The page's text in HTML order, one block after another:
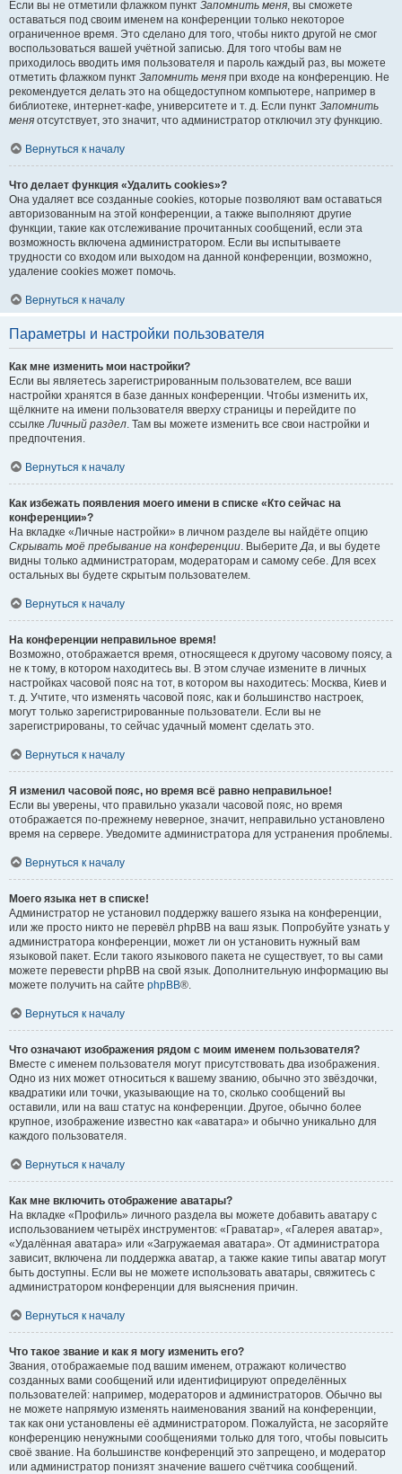
Если вы не отметили флажком пункт Запомнить меня , вы сможете
оставаться под своим именем на конференции только некоторое
ограниченное время. Это сделано для того, чтобы никто другой не смог
воспользоваться вашей учётной записью. Для того чтобы вам не
приходилось вводить имя пользователя и пароль каждый раз, вы можете
отметить флажком пункт Запомнить меня при входе на конференцию. Не
рекомендуется делать это на общедоступном компьютере, например в
библиотеке, интернет-кафе, университете и т. д. Если пункт Запомнить
меня отсутствует, это значит, что администратор отключил эту функцию.
Вернуться к началу
Что делает функция «Удалить cookies»?
Она удаляет все созданные cookies, которые позволяют вам оставаться
авторизованным на этой конференции, а также выполняют другие
функции, такие как отслеживание прочитанных сообщений, если эта
возможность включена администратором. Если вы испытываете
трудности со входом или выходом на данной конференции, возможно,
удаление cookies может помочь.
Вернуться к началу
Параметры и настройки пользователя
Как мне изменить мои настройки?
Если вы являетесь зарегистрированным пользователем, все ваши
настройки хранятся в базе данных конференции. Чтобы изменить их,
щёлкните на имени пользователя вверху страницы и перейдите по
ссылке Личный раздел . Там вы можете изменить все свои настройки и
предпочтения.
Вернуться к началу
Как избежать появления моего имени в списке «Кто сейчас на
конференции»?
На вкладке «Личные настройки» в личном разделе вы найдёте опцию
Скрывать моё пребывание на конференции . Выберите Да , и вы будете
видны только администраторам, модераторам и самому себе. Для всех
остальных вы будете скрытым пользователем.
Вернуться к началу
На конференции неправильное время!
Возможно, отображается время, относящееся к другому часовому поясу, а
не к тому, в котором находитесь вы. В этом случае измените в личных
настройках часовой пояс на тот, в котором вы находитесь: Москва, Киев и
т. д. Учтите, что изменять часовой пояс, как и большинство настроек,
могут только зарегистрированные пользователи. Если вы не
зарегистрированы, то сейчас удачный момент сделать это.
Вернуться к началу
Я изменил часовой пояс, но время всё равно неправильное!
Если вы уверены, что правильно указали часовой пояс, но время
отображается по-прежнему неверное, значит, неправильно установлено
время на сервере. Уведомите администратора для устранения проблемы.
Вернуться к началу
Моего языка нет в списке!
Администратор не установил поддержку вашего языка на конференции,
или же просто никто не перевёл phpBB на ваш язык. Попробуйте узнать у
администратора конференции, может ли он установить нужный вам
языковой пакет. Если такого языкового пакета не существует, то вы сами
можете перевести phpBB на свой язык. Дополнительную информацию вы
можете получить на сайте phpBB®.
Вернуться к началу
Что означают изображения рядом с моим именем пользователя?
Вместе с именем пользователя могут присутствовать два изображения.
Одно из них может относиться к вашему званию, обычно это звёздочки,
квадратики или точки, указывающие на то, сколько сообщений вы
оставили, или на ваш статус на конференции. Другое, обычно более
крупное, изображение известно как «аватара» и обычно уникально для
каждого пользователя.
Вернуться к началу
Как мне включить отображение аватары?
На вкладке «Профиль» личного раздела вы можете добавить аватару с
использованием четырёх инструментов: «Граватар», «Галерея аватар»,
«Удалённая аватара» или «Загружаемая аватара». От администратора
зависит, включена ли поддержка аватар, а также какие типы аватар могут
быть доступны. Если вы не можете использовать аватары, свяжитесь с
администратором конференции для выяснения причин.
Вернуться к началу
Что такое звание и как я могу изменить его?
Звания, отображаемые под вашим именем, отражают количество
созданных вами сообщений или идентифицируют определённых
пользователей: например, модераторов и администраторов. Обычно вы
не можете напрямую изменять наименования званий на конференции,
так как они установлены её администратором. Пожалуйста, не засоряйте
конференцию ненужными сообщениями только для того, чтобы повысить
своё звание. На большинстве конференций это запрещено, и модератор
или администратор понизят значение вашего счётчика сообщений.